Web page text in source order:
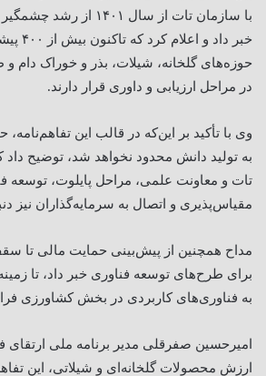
با سازمان تات از سال
خبر داد
حوزه‌های گلخانه، شیلات، بذر و خوراک دام
در مراحل ارزیابی و داوری قرار دارند.
وی با تأکید بر این‌که در قالب این
به تولید دانش محدود نخواهد شد، توضیح
تات و معاونت علمی، مراحل پایلوت، توسعه
مقیاس‌پذیری و اتصال به سرمایه‌گذاران نیز
برای طرح‌های توسعه فناوری خبر داد، تا
به فناوری‌های کاربردی در بخش کشاورزی
امیرحسین صفرقلی مدیر برنامه ملی ارتقای
ارزش محصولات گلخانه‌ای و شیلاتی، این